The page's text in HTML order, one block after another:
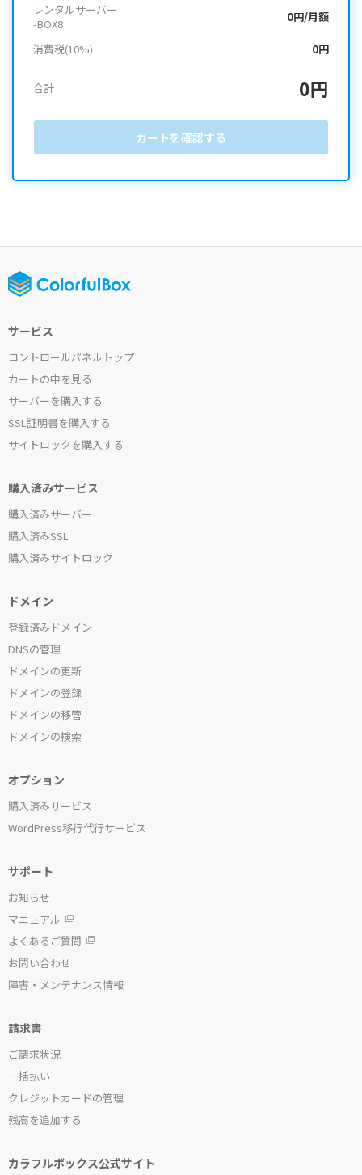
レンタルサーバー
-BOX8
0円/月額
消費税(10%) 0円
合計 0円
カートを確認する
サービス
コントロールパネルトップ
カートの中を見る
サーバーを購入する
SSL証明書を購入する
サイトロックを購入する
購入済みサービス
購入済みサーバー
購入済みSSL
購入済みサイトロック
ドメイン
登録済みドメイン
DNSの管理
ドメインの更新
ドメインの登録
ドメインの移管
ドメインの検索
オプション
購入済みサービス
WordPress移行代行サービス
サポート
お知らせ
マニュアル
よくあるご質問
お問い合わせ
障害・メンテナンス情報
請求書
ご請求状況
一括払い
クレジットカードの管理
残高を追加する
カラフルボックス公式サイト